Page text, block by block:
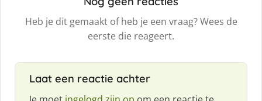
Heb je dit gemaakt of heb je een vraag? Wees de
eerste die reageert.
Laat een reactie achter